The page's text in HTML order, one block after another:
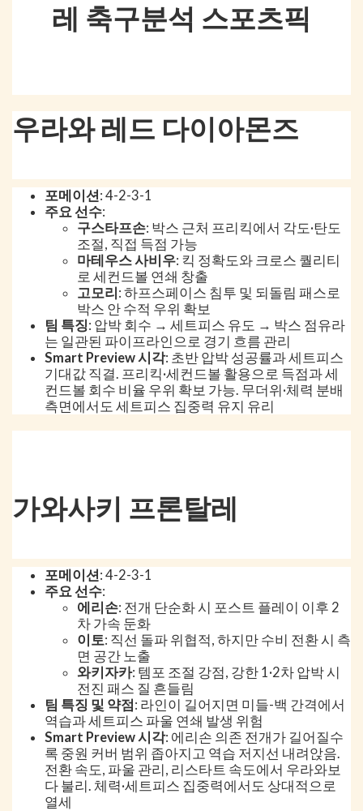
레 축구분석 스포츠픽
우라와 레드 다이아몬즈
포메이션: 4-2-3-1
주요 선수:
구스타프손: 박스 근처 프리킥에서 각도·탄도
조절, 직접 득점 가능
마테우스 사비우: 킥 정확도와 크로스 퀄리티
로 세컨드볼 연쇄 창출
고모리: 하프스페이스 침투 및 되돌림 패스로
박스 안 수적 우위 확보
팀 특징: 압박 회수 → 세트피스 유도 → 박스 점유라
는 일관된 파이프라인으로 경기 흐름 관리
Smart Preview 시각: 초반 압박 성공률과 세트피스
기대값 직결. 프리킥·세컨드볼 활용으로 득점과 세
컨드볼 회수 비율 우위 확보 가능. 무더위·체력 분배
측면에서도 세트피스 집중력 유지 유리
가와사키 프론탈레
포메이션: 4-2-3-1
주요 선수:
에리손: 전개 단순화 시 포스트 플레이 이후 2
차 가속 둔화
이토: 직선 돌파 위협적, 하지만 수비 전환 시 측
면 공간 노출
와키자카: 템포 조절 강점, 강한 1·2차 압박 시
전진 패스 질 흔들림
팀 특징 및 약점: 라인이 길어지면 미들-백 간격에서
역습과 세트피스 파울 연쇄 발생 위험
Smart Preview 시각: 에리손 의존 전개가 길어질수
록 중원 커버 범위 좁아지고 역습 저지선 내려앉음.
전환 속도, 파울 관리, 리스타트 속도에서 우라와보
다 불리. 체력·세트피스 집중력에서도 상대적으로
열세